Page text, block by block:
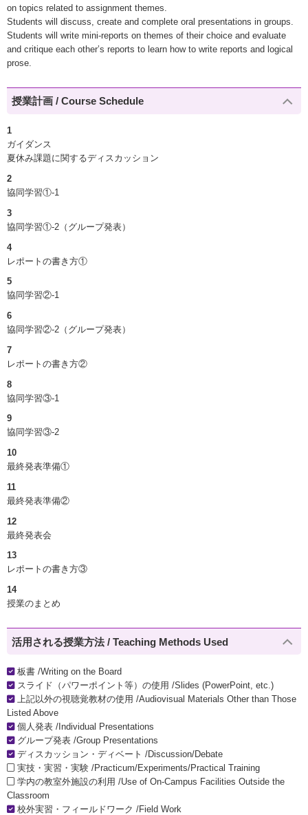
on topics related to assignment themes.
Students will discuss, create and complete oral presentations in groups.
Students will write mini-reports on themes of their choice and evaluate
and critique each other’s reports to learn how to write reports and logical
prose.
授業計画 / Course Schedule
1
ガイダンス
夏休み課題に関するディスカッション
2
協同学習①-1
3
協同学習①-2（グループ発表）
4
レポートの書き方①
5
協同学習②-1
6
協同学習②-2（グループ発表）
7
レポートの書き方②
8
協同学習③-1
9
協同学習③-2
10
最終発表準備①
11
最終発表準備②
12
最終発表会
13
レポートの書き方③
14
授業のまとめ
活用される授業方法 / Teaching Methods Used
板書 /Writing on the Board
スライド（パワーポイント等）の使用 /Slides (PowerPoint, etc.)
上記以外の視聴覚教材の使用 /Audiovisual Materials Other than Those
Listed Above
個人発表 /Individual Presentations
グループ発表 /Group Presentations
ディスカッション・ディベート /Discussion/Debate
実技・実習・実験 /Practicum/Experiments/Practical Training
学内の教室外施設の利用 /Use of On-Campus Facilities Outside the
Classroom
校外実習・フィールドワーク /Field Work